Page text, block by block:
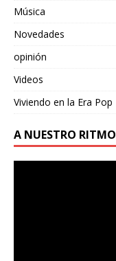
Música
Novedades
opinión
Videos
Viviendo en la Era Pop
A NUESTRO RITMO